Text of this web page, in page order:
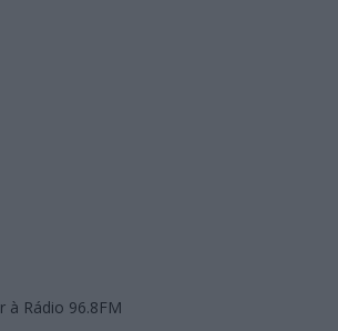
à Rádio 96.8FM